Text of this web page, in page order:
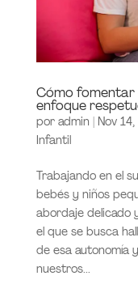
Cómo fomentar
enfoque
por admin | Nov
Infantil
Trabajando en el
bebés y niños
abordaje delicado
el que se busca
de esa autonomía
nuestros...